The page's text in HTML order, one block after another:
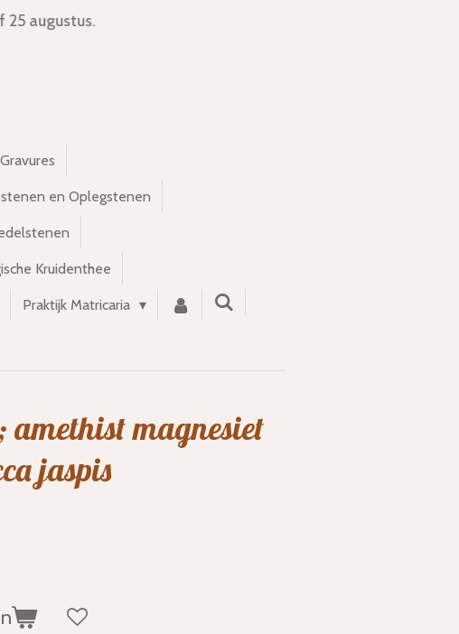
25 augustus.
en Oplegstenen
Kruidenthee
Praktijk Matricaria
amethist magnesiet
jaspis